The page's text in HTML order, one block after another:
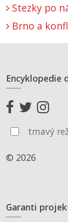
Stezky po
Brno a
Encyklopedie
tmavý
© 2026
Garanti